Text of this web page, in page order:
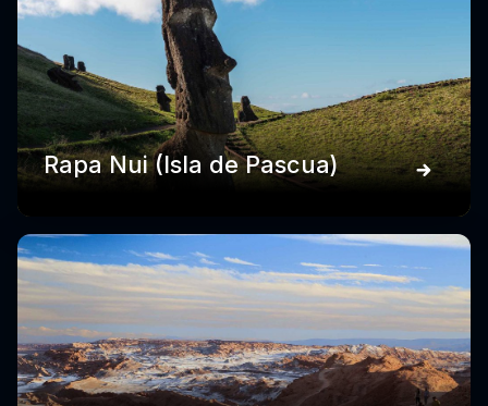
Rapa Nui (Isla de Pascua)